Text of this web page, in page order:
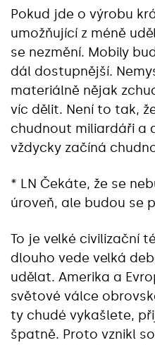
Pokud jde o výrobu
umožňující z méně
se nezmění. Mobily
dál dostupnější.
materiálně nějak
víc dělit. Není to tak,
chudnout miliardáři a
vždycky začíná
* LN Čekáte, že se
úroveň, ale budou se
To je velké civilizační
dlouho vede velká
udělat. Amerika a
světové válce
ty chudé vykašlete,
špatně. Proto vznikl